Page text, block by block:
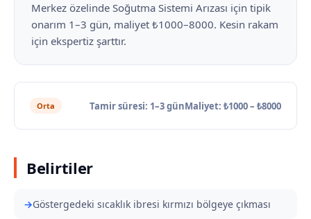
Merkez özelinde Soğutma Sistemi Arızası için tipik
onarım 1–3 gün, maliyet ₺1000–8000. Kesin rakam
için ekspertiz şarttır.
Orta Tamir süresi: 1–3 günMaliyet: ₺1000 – ₺8000
Belirtiler
Göstergedeki sıcaklık ibresi kırmızı bölgeye çıkması